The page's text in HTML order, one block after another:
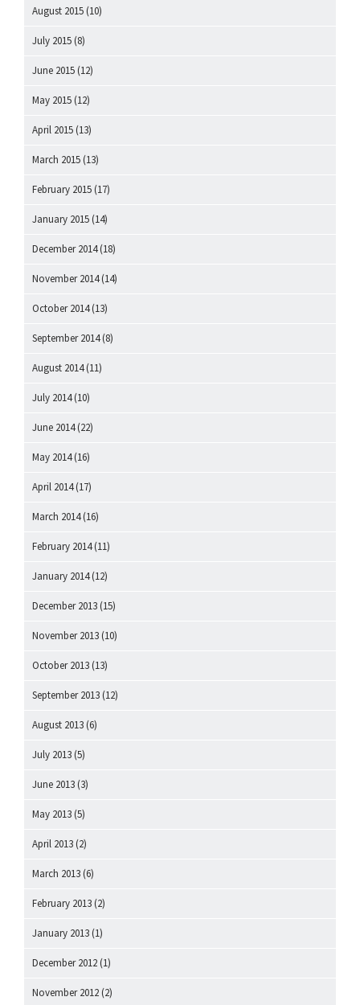
August 2015 (10)
July 2015 (8)
June 2015 (12)
May 2015 (12)
April 2015 (13)
March 2015 (13)
February 2015 (17)
January 2015 (14)
December 2014(18)
November 2014(14)
October 2014(13)
September 2014(8)
August 2014(11)
July 2014(10)
June 2014(22)
May 2014(16)
April 2014(17)
March 2014(16)
February 2014(11)
January 2014(12)
December 2013 (15)
November 2013 (10)
October 2013 (13)
September 2013 (12)
August 2013 (6)
July 2013 (5)
June 2013 (3)
May 2013 (5)
April 2013 (2)
March 2013 (6)
February 2013 (2)
January 2013 (1)
December 2012 (1)
November 2012 (2)